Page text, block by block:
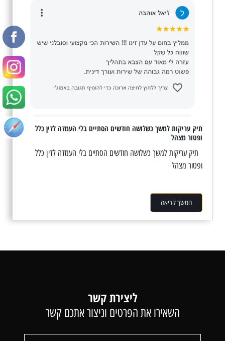
תיק עריקות למשך כשלושה חודשים הסתיים בלי העמדה לדין כלל
ופטור מצהל
תיק עריקות למשך כשלושה חודשים הסתיים בלי העמדה לדין כלל
ופטור מצהל
המשך קריאה
ליצירת קשר
השאירו את הפרטים וניצור אתכם קשר